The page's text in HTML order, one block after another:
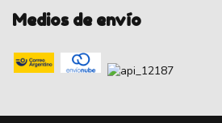
Medios de envío